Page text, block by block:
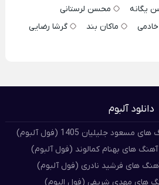
یگانه
محسن لرستانی
ماکان بند
گرشا رضایی
دانلود آلبوم
جلیلیان 1405 (فول آلبوم)
های بهنام کمالوند (فول آلبوم)
های فرشید نادری (فول آلبوم)
های مهدی شریفی (فول البوم)